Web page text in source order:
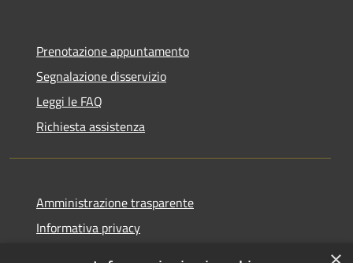
Prenotazione appuntamento
Segnalazione disservizio
Leggi le FAQ
Richiesta assistenza
Amministrazione trasparente
Informativa privacy